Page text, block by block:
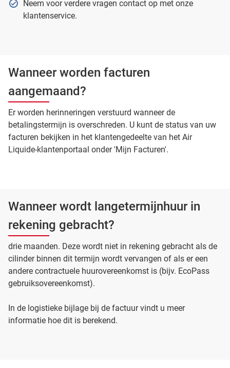
Neem voor verdere vragen contact op met onze
klantenservice.
Wanneer worden facturen
aangemaand?
Er worden herinneringen verstuurd wanneer de
betalingstermijn is overschreden. U kunt de status van uw
facturen bekijken in het klantengedeelte van het Air
Liquide-klantenportaal onder 'Mijn Facturen'.
Wanneer wordt langetermijnhuur in
rekening gebracht?
drie maanden. Deze wordt niet in rekening gebracht als de
cilinder binnen dit termijn wordt vervangen of als er een
andere contractuele huurovereenkomst is (bijv. EcoPass
gebruiksovereenkomst).
In de logistieke bijlage bij de factuur vindt u meer
informatie hoe dit is berekend.